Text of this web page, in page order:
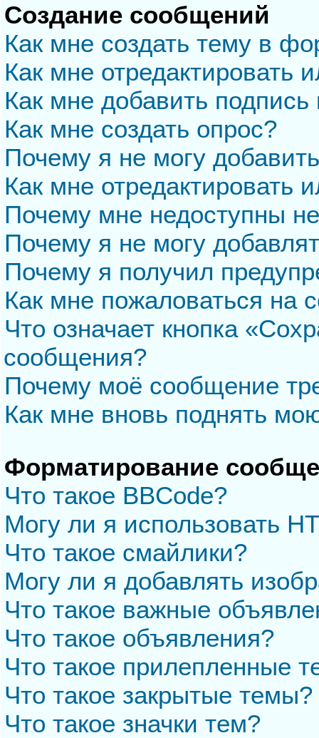
Создание сообщений
Как мне создать тему в
Как мне отредактировать
Как мне добавить
Как мне создать опрос?
Почему я не могу
Как мне отредактировать
Почему мне недоступны
Почему я не могу
Почему я получил
Как мне пожаловаться на
Что означает кнопка
сообщения?
Почему моё сообщение
Как мне вновь поднять
Форматирование
Что такое BBCode?
Могу ли я использовать
Что такое смайлики?
Могу ли я добавлять
Что такое важные
Что такое объявления?
Что такое прилепленные
Что такое закрытые темы?
Что такое значки тем?